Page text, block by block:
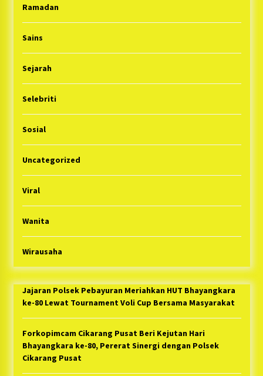
Ramadan
Sains
Sejarah
Selebriti
Sosial
Uncategorized
Viral
Wanita
Wirausaha
Jajaran Polsek Pebayuran Meriahkan HUT Bhayangkara
ke-80 Lewat Tournament Voli Cup Bersama Masyarakat
Forkopimcam Cikarang Pusat Beri Kejutan Hari
Bhayangkara ke-80, Pererat Sinergi dengan Polsek
Cikarang Pusat